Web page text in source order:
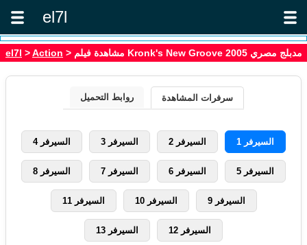
el7l
el7l >Action > مشاهدة فيلم Kronk's New Groove 2005 مدبلج مصري
سرفرات المشاهدة روابط التحميل
السيرفر 1 السيرفر 2 السيرفر 3 السيرفر 4
السيرفر 5 السيرفر 6 السيرفر 7 السيرفر 8
السيرفر 9 السيرفر 10 السيرفر 11
السيرفر 12 السيرفر 13